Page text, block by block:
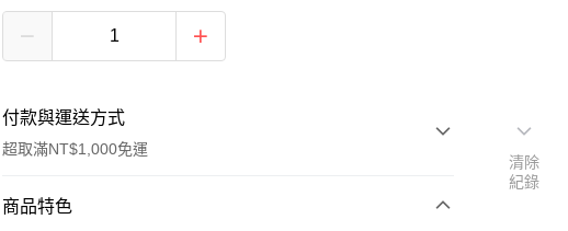
付款與運送方式
超取滿NT$1,000免運
付款方式
商品特色
清除
紀錄